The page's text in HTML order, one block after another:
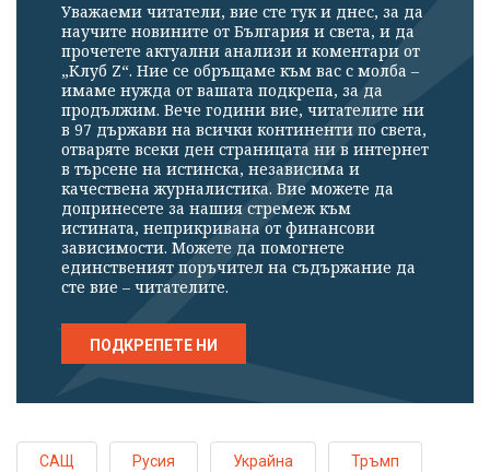
Уважаеми читатели, вие сте тук и днес, за да
научите новините от България и света, и да
прочетете актуални анализи и коментари от
„Клуб Z“. Ние се обръщаме към вас с молба –
имаме нужда от вашата подкрепа, за да
продължим. Вече години вие, читателите ни
в 97 държави на всички континенти по света,
отваряте всеки ден страницата ни в интернет
в търсене на истинска, независима и
качествена журналистика. Вие можете да
допринесете за нашия стремеж към
истината, неприкривана от финансови
зависимости. Можете да помогнете
единственият поръчител на съдържание да
сте вие – читателите.
ПОДКРЕПЕТЕ НИ
САЩ Русия Украйна Тръмп